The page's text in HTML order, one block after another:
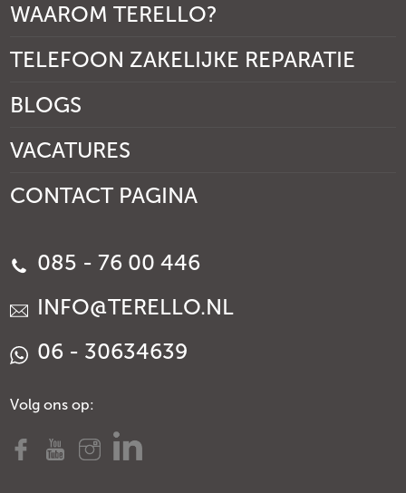
WAAROM TERELLO?
TELEFOON ZAKELIJKE REPARATIE
BLOGS
VACATURES
CONTACT PAGINA
085 - 76 00 446
INFO@TERELLO.NL
06 - 30634639
Volg ons op: